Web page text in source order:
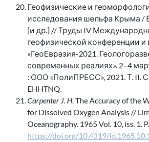
Геофизические и
исследования шельфа Крыма /
[и др.] // Труды IV
геофизической конференции и
«ГеоЕвразия-2021.
современных реалиях». 2–4
: ООО «ПолиПРЕСС», 2021. Т. II.
EHHTNQ.
Carpenter J. H.The Accuracy of the
for Dissolved Oxygen Analysis //
Oceanography. 1965 Vol. 10, iss. 1.
https://doi.org/10.4319/